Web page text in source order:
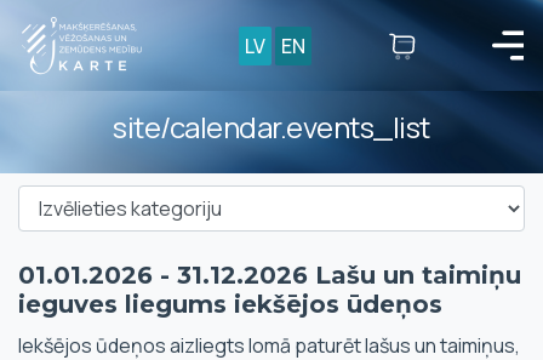
LV EN
site/calendar.events_list
01.01.2026 - 31.12.2026 Lašu un taimiņu
ieguves liegums iekšējos ūdeņos
Iekšējos ūdeņos aizliegts lomā paturēt lašus un taimiņus,